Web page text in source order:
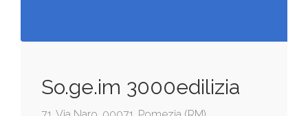
So.ge.im 3000edilizia